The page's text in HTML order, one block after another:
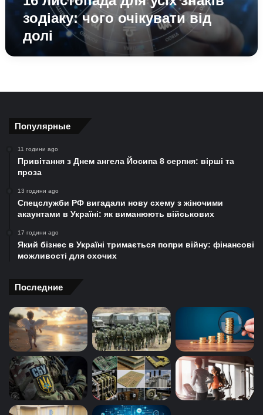
очікуватизодіаку: чого очікувати від
долі
Популярные
11 години ago
Привітання з Днем ангела Йосипа 8 серпня: вірші та
проза
13 години ago
Спецслужби РФ вигадали нову схему з жіночими
акаунтами в Україні: як виманюють військових
17 години ago
Який бізнес в Україні тримається попри війну: фінансові
можливості для охочих
Последние